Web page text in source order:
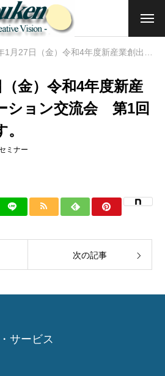
（金）令和4年度新産業創出イノベーション交流会 第1回に参加致します。
金）令和4年度新産
ション交流会 第1回
ミナー
次の記事
サービス